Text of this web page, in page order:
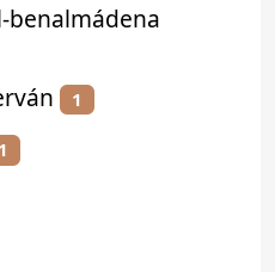
benalmádena
1
1